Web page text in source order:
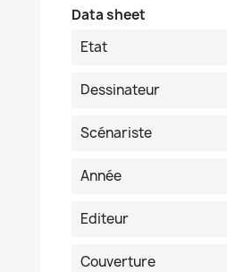
Data sheet
Etat
Dessinateur
Scénariste
Année
Editeur
Couverture